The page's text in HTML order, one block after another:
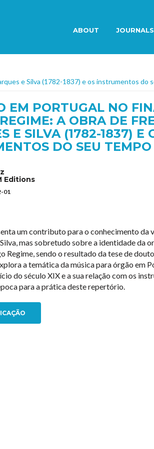
ABOUT JOURNALS
e Silva (1782-1837) e os instrumentos do
EM PORTUGAL NO
A OBRA DE
E SILVA (1782-1837) E
DO SEU TEMPO
Editions
01
um contributo para o conhecimento da
mas sobretudo sobre a identidade da
Regime, sendo o resultado da tese de
a temática da música para órgão em
do século XIX e a sua relação com os
para a prática deste repertório.